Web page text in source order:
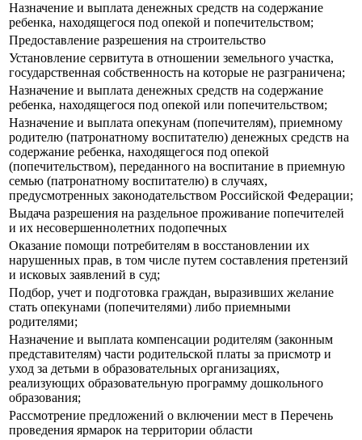
Назначение и выплата денежных средств на содержание
ребенка, находящегося под опекой и попечительством;
Предоставление разрешения на строительство
Установление сервитута в отношении земельного участка,
государственная собственность на которые не разграничена;
Назначение и выплата денежных средств на содержание
ребенка, находящегося под опекой или попечительством;
Назначение и выплата опекунам (попечителям), приемному
родителю (патронатному воспитателю) денежных средств на
содержание ребенка, находящегося под опекой
(попечительством), переданного на воспитание в приемную
семью (патронатному воспитателю) в случаях,
предусмотренных законодательством Российской Федерации;
Выдача разрешения на раздельное проживание попечителей
и их несовершеннолетних подопечных
Оказание помощи потребителям в восстановлении их
нарушенных прав, в том числе путем составления претензий
и исковых заявлений в суд;
Подбор, учет и подготовка граждан, выразивших желание
стать опекунами (попечителями) либо приемными
родителями;
Назначение и выплата компенсации родителям (законным
представителям) части родительской платы за присмотр и
уход за детьми в образовательных организациях,
реализующих образовательную программу дошкольного
образования;
Рассмотрение предложений о включении мест в Перечень
проведения ярмарок на территории области